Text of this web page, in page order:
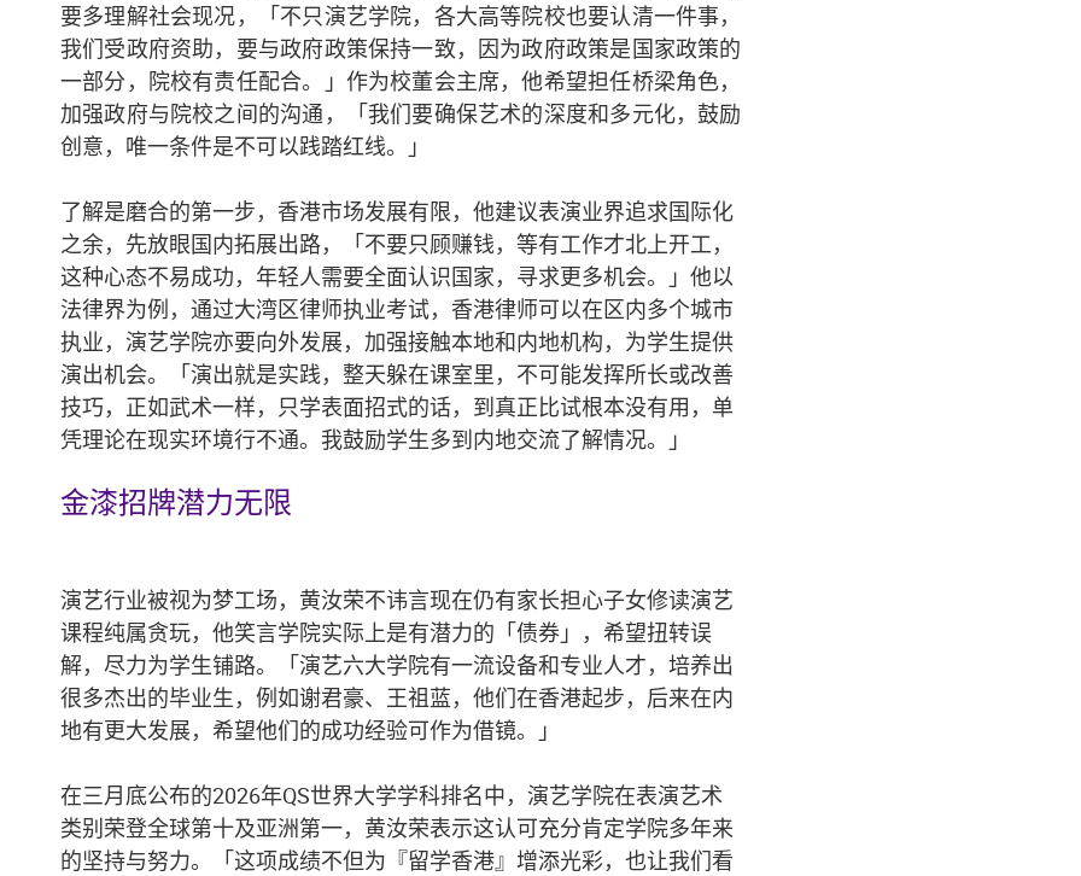
要多理解社会现况，「不只演艺学院，各大高等院校也要认清一件事，
我们受政府资助，要与政府政策保持一致，因为政府政策是国家政策的
一部分，院校有责任配合。」作为校董会主席，他希望担任桥梁角色，
加强政府与院校之间的沟通，「我们要确保艺术的深度和多元化，鼓励
创意，唯一条件是不可以践踏红线。」
了解是磨合的第一步，香港市场发展有限，他建议表演业界追求国际化
之余，先放眼国内拓展出路，「不要只顾赚钱，等有工作才北上开工，
这种心态不易成功，年轻人需要全面认识国家，寻求更多机会。」他以
法律界为例，通过大湾区律师执业考试，香港律师可以在区内多个城市
执业，演艺学院亦要向外发展，加强接触本地和内地机构，为学生提供
演出机会。「演出就是实践，整天躲在课室里，不可能发挥所长或改善
技巧，正如武术一样，只学表面招式的话，到真正比试根本没有用，单
凭理论在现实环境行不通。我鼓励学生多到内地交流了解情况。」
金漆招牌潜力无限
演艺行业被视为梦工场，黄汝荣不讳言现在仍有家长担心子女修读演艺
课程纯属贪玩，他笑言学院实际上是有潜力的「债券」，希望扭转误
解，尽力为学生铺路。「演艺六大学院有一流设备和专业人才，培养出
很多杰出的毕业生，例如谢君豪、王祖蓝，他们在香港起步，后来在内
地有更大发展，希望他们的成功经验可作为借镜。」
在三月底公布的2026年QS世界大学学科排名中，演艺学院在表演艺术
类别荣登全球第十及亚洲第一，黄汝荣表示这认可充分肯定学院多年来
的坚持与努力。「这项成绩不但为『留学香港』增添光彩，也让我们看